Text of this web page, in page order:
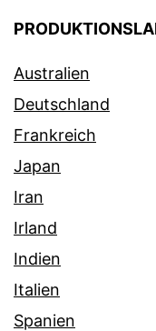
Australien
Deutschland
Frankreich
Japan
Iran
Irland
Indien
Italien
Spanien